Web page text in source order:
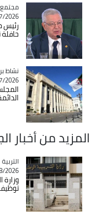
Catégorie
مجتمع
2026 - 15:48
رئيس
حافلة
Catégorie
نشاط
2026 - 09:30
المزيد من أخبار
Catégorie
التربية
2026 - 09:53
وزارة
توظيف